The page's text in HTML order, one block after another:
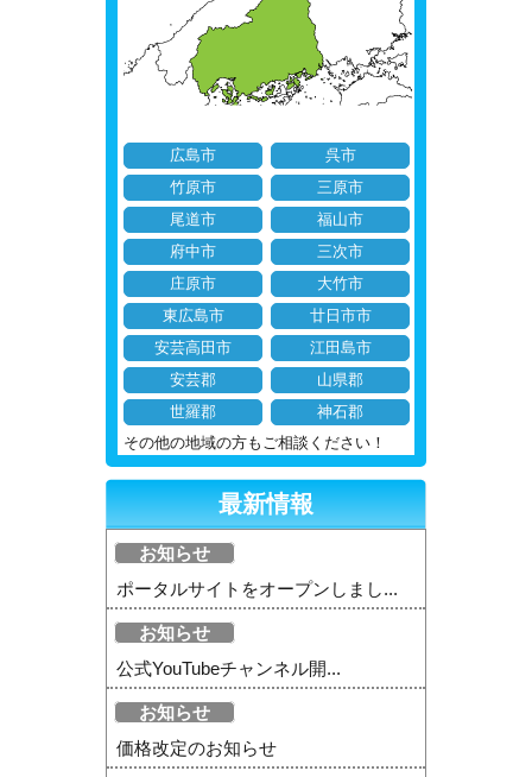
広島市
呉市
竹原市
三原市
尾道市
福山市
府中市
三次市
庄原市
大竹市
東広島市
廿日市市
安芸高田市
江田島市
安芸郡
山県郡
世羅郡
神石郡
その他の地域の方もご相談ください！
最新情報
お知らせ
ポータルサイトをオープンしまし...
お知らせ
公式YouTubeチャンネル開...
お知らせ
価格改定のお知らせ